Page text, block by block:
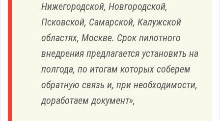
Нижегородской, Новгородской,
Псковской, Самарской, Калужской
областях, Москве. Срок пилотного
внедрения предлагается установить на
полгода, по итогам которых соберем
обратную связь и, при необходимости,
доработаем документ»,